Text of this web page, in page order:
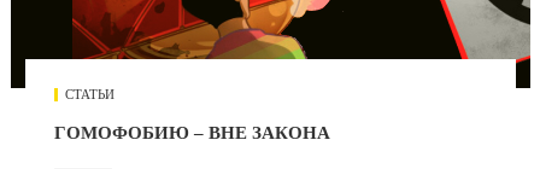
СТАТЬИ
ГОМОФОБИЮ – ВНЕ ЗАКОНА